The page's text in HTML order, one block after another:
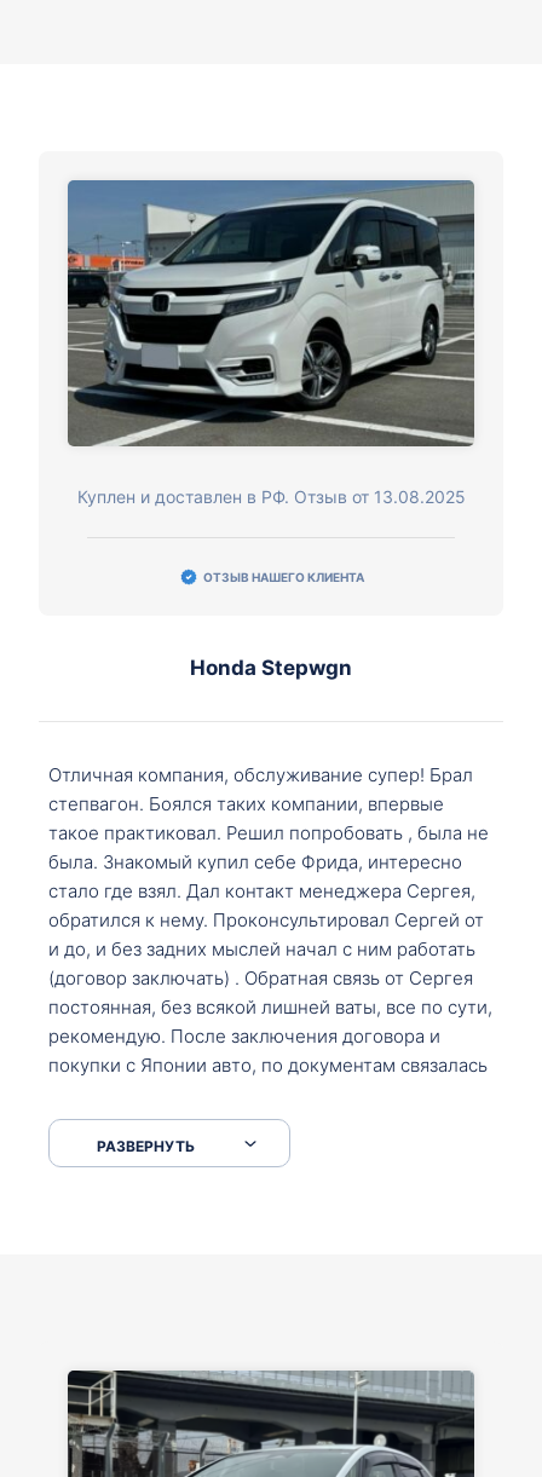
Куплен и доставлен в РФ. Отзыв от 13.08.2025
ОТЗЫВ НАШЕГО КЛИЕНТА
Honda Stepwgn
Отличная компания, обслуживание супер! Брал
степвагон. Боялся таких компании, впервые
такое практиковал. Решил попробовать , была не
была. Знакомый купил себе Фрида, интересно
стало где взял. Дал контакт менеджера Сергея,
обратился к нему. Проконсультировал Сергей от
и до, и без задних мыслей начал с ним работать
(договор заключать) . Обратная связь от Сергея
постоянная, без всякой лишней ваты, все по сути,
рекомендую. После заключения договора и
покупки с Японии авто, по документам связалась
что заполнить, куда зайти, образцы и т.д. После
приехал за авто. Меня тепло встретили Сергей с
РАЗВЕРНУТЬ